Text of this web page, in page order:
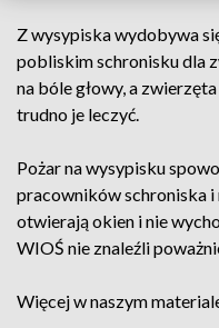
Z wysypiska wydobywa
pobliskim schronisku dla
na bóle głowy, a
trudno je leczyć.
Pożar na wysypisku
pracowników schroniska
otwierają okien i nie
WIOŚ nie znaleźli
Więcej w naszym